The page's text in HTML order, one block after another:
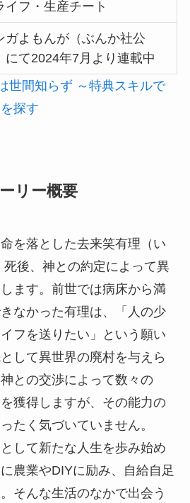
イフ・生産チート
ガよもんが（ぶんか社公
にて2024年7月より連載中
世間知らず ～特典スキルで
探す
リー概要
を落とした去来笑有理（い
後、神との約定によって異
ます。前世では病床から満
なかった有理は、「人の少
フを送りたい」という願い
して異世界の廃村を与えら
との交渉によって数々の
獲得しますが、その能力の
たく気づいていません。
して新たな人生を歩み始め
農業やDIYに励み、自給自足
そんな生活のなかで出会う